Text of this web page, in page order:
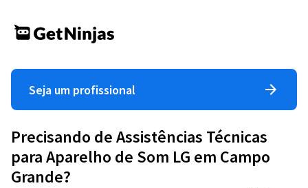
Seja um profissional
Precisando de Assistências Técnicas
para Aparelho de Som LG em Campo
Grande?